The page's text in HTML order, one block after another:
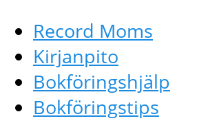
Record Moms
Kirjanpito
Bokföringshjälp
Bokföringstips